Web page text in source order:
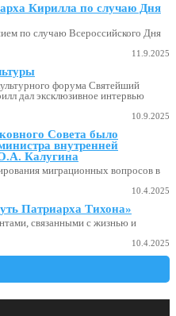
Кирилла по случаю Дня
по случаю Всероссийского Дня
11.9.2025
форума Святейший
дал эксклюзивное интервью
10.9.2025
Совета было
внутренней
Калугина
миграционных вопросов в
10.4.2025
Патриарха Тихона»
связанными с жизнью и
10.4.2025